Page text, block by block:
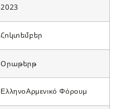
2023
Հոկտեմբեր
Օրաթերթ
ΕλληνοΑρμενικό Φόρουμ